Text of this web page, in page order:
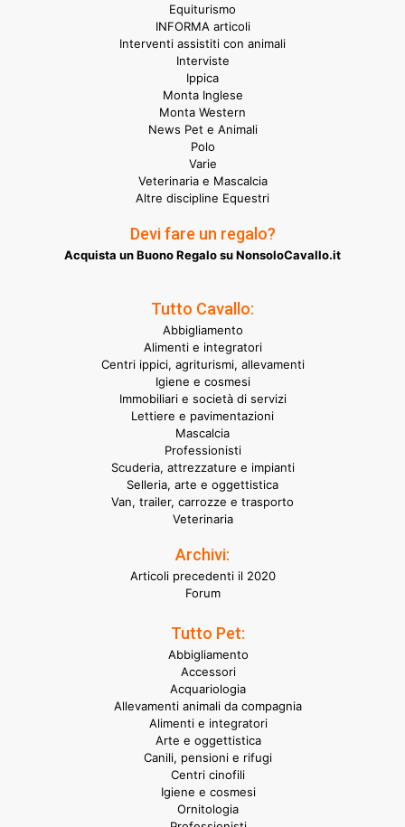
Equiturismo
INFORMA articoli
Interventi assistiti con animali
Interviste
Ippica
Monta Inglese
Monta Western
News Pet e Animali
Polo
Varie
Veterinaria e Mascalcia
Altre discipline Equestri
Devi fare un regalo?
Acquista un Buono Regalo su NonsoloCavallo.it
Tutto Cavallo:
Abbigliamento
Alimenti e integratori
Centri ippici, agriturismi, allevamenti
Igiene e cosmesi
Immobiliari e società di servizi
Lettiere e pavimentazioni
Mascalcia
Professionisti
Scuderia, attrezzature e impianti
Selleria, arte e oggettistica
Van, trailer, carrozze e trasporto
Veterinaria
Archivi:
Articoli precedenti il 2020
Forum
Tutto Pet:
Abbigliamento
Accessori
Acquariologia
Allevamenti animali da compagnia
Alimenti e integratori
Arte e oggettistica
Canili, pensioni e rifugi
Centri cinofili
Igiene e cosmesi
Ornitologia